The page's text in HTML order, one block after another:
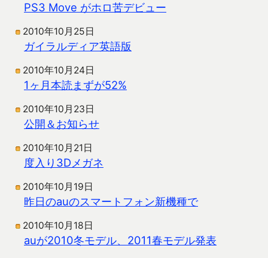
PS3 Move がホロ苦デビュー
2010年10月25日
ガイラルディア英語版
2010年10月24日
1ヶ月本読まずが52%
2010年10月23日
公開＆お知らせ
2010年10月21日
度入り3Dメガネ
2010年10月19日
昨日のauのスマートフォン新機種で
2010年10月18日
auが2010冬モデル、2011春モデル発表